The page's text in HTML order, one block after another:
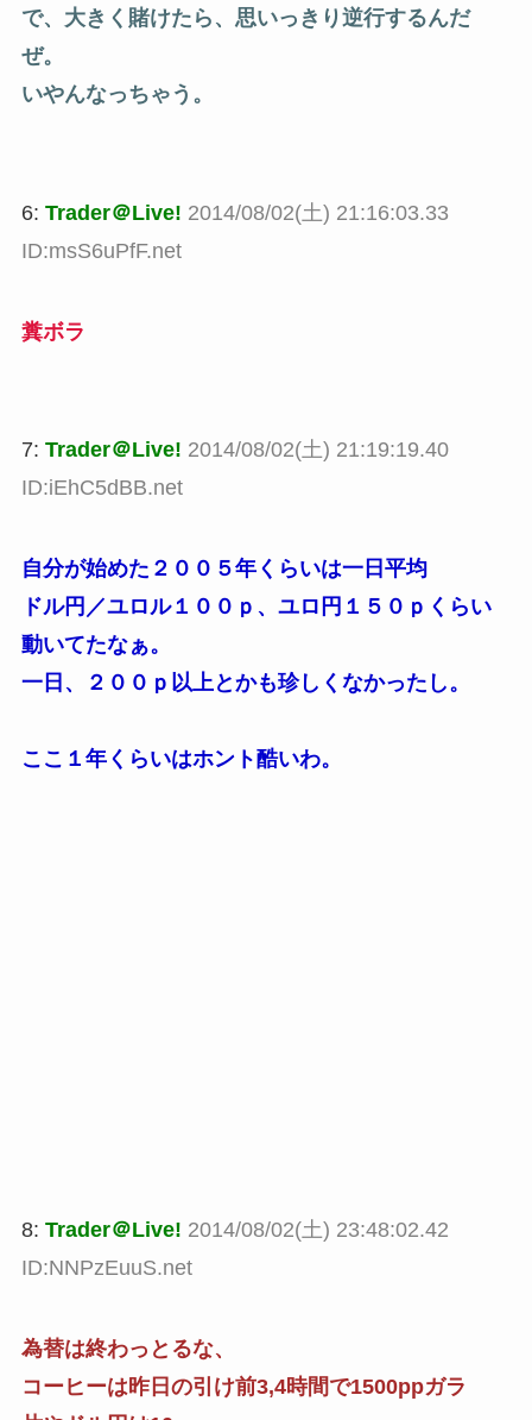
で、大きく賭けたら、思いっきり逆行するんだ
ぜ。
いやんなっちゃう。
6: Trader＠Live! 2014/08/02(土) 21:16:03.33
ID:msS6uPfF.net
糞ボラ
7: Trader＠Live! 2014/08/02(土) 21:19:19.40
ID:iEhC5dBB.net
自分が始めた２００５年くらいは一日平均
ドル円／ユロル１００ｐ、ユロ円１５０ｐくらい
動いてたなぁ。
一日、２００ｐ以上とかも珍しくなかったし。
ここ１年くらいはホント酷いわ。
8: Trader＠Live! 2014/08/02(土) 23:48:02.42
ID:NNPzEuuS.net
為替は終わっとるな、
コーヒーは昨日の引け前3,4時間で1500ppガラ